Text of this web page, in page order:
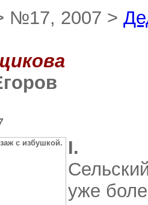
№17, 2007 >
I.
уже